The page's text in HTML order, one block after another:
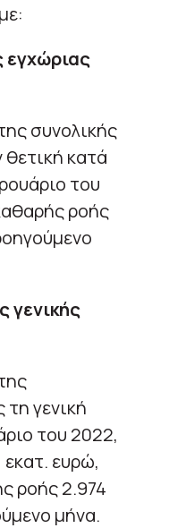
εγχώριας
συνολικής
κατά
του
ροής
γενικής
γενική
του 2022,
εκατ. ευρώ,
ροής 2.974
μήνα.